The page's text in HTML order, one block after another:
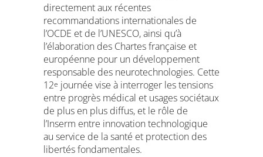
directement aux récentes
recommandations internationales de
l’OCDE et de l’UNESCO, ainsi qu’à
l’élaboration des Chartes française et
européenne pour un développement
responsable des neurotechnologies. Cette
12e journée vise à interroger les tensions
entre progrès médical et usages sociétaux
de plus en plus diffus, et le rôle de
l’Inserm entre innovation technologique
au service de la santé et protection des
libertés fondamentales.